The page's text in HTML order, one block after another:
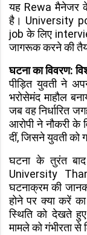
यह Rewa मैनेजर
है। University
job के लिए
जागरूक करने की
घटना का विवरण:
पीड़ित युवती ने
भरोसेमंद माहौल
जब वह निर्धारित
आरोपी ने नौकरी
दीं, जिसने युवती को
घटना के तुरंत
University
घटनाक्रम की
होने पर क्या करें
स्थिति को देखते
मामले को गंभीरता से